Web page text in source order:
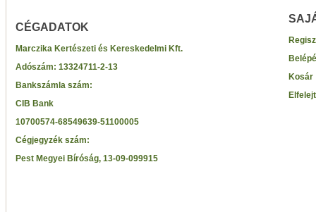
CÉGADATOK
Marczika Kertészeti és Kereskedelmi Kft.
Adószám: 13324711-2-13
Bankszámla szám:
CIB Bank
10700574-68549639-51100005
Cégjegyzék szám:
Pest Megyei Bíróság, 13-09-099915
Kosár